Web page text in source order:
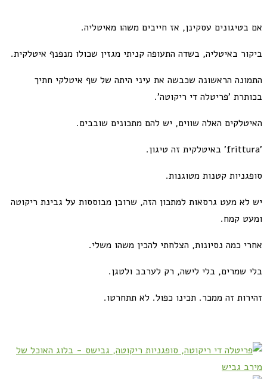
אם בטיגונים עסקינן, אז חייבים משהו מאיטליה.
ביקור באיטליה, בשדה התעופה קניתי מגזין שכולו מנפנף איטלקית.
התמונה הראשונה שכבשה את עיני היתה של שף איטלקי חתיך
בכותרת 'פריטלה די ריקוטה'.
האיטלקים האלה שווים, יש להם מתכונים שובבים.
'frittura' באיטלקית זה טיגון.
סופגניות קטנות מטוגנות.
יש לא מעט גרסאות למתכון הזה, שרובן מבוססות על גבינת ריקוטה
ומעט קמח.
אחרי כמה נסיונות, הצלחתי להכין משהו משלי.
בלי שמרים, בלי לישה, רק לערבב ולטגן.
זהירות זה ממכר. תכינו כפול. לא תתחרטו.